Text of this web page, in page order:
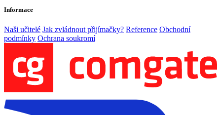
Informace
Naši učitelé Jak zvládnout přijímačky? Reference Obchodní
podmínky Ochrana soukromí